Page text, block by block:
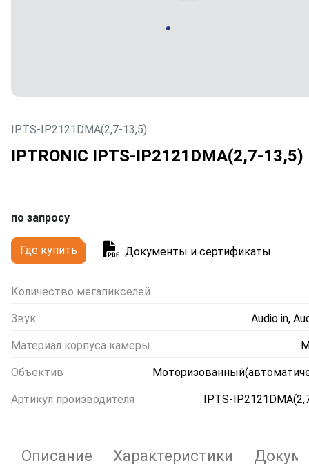
IPTS-IP2121DMA(2,7-13,5)
IPTRONIC IPTS-IP2121DMA(2,7-13,5)
по запросу
Где купить Документы и сертификаты
Количество мегапикселей
Звук Audio in,
Материал корпуса камеры
Объектив
Артикул производителя IPTS-
Описание Характеристики